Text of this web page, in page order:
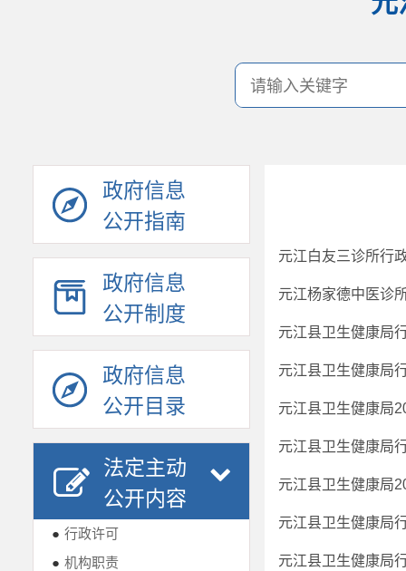
政府信息
公开指南
政府信息
公开制度
政府信息
公开目录
法定主动
公开内容
● 行政许可
● 机构职责
元江白友三诊所行
元江杨家德中医诊
元江县卫生健康局
元江县卫生健康局
元江县卫生健康局
元江县卫生健康局
元江县卫生健康局
元江县卫生健康局